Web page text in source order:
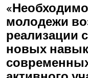
молодежи
реализации
новых